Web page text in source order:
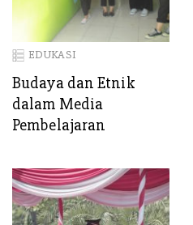
EDUKASI
Budaya dan Etnik
dalam Media
Pembelajaran